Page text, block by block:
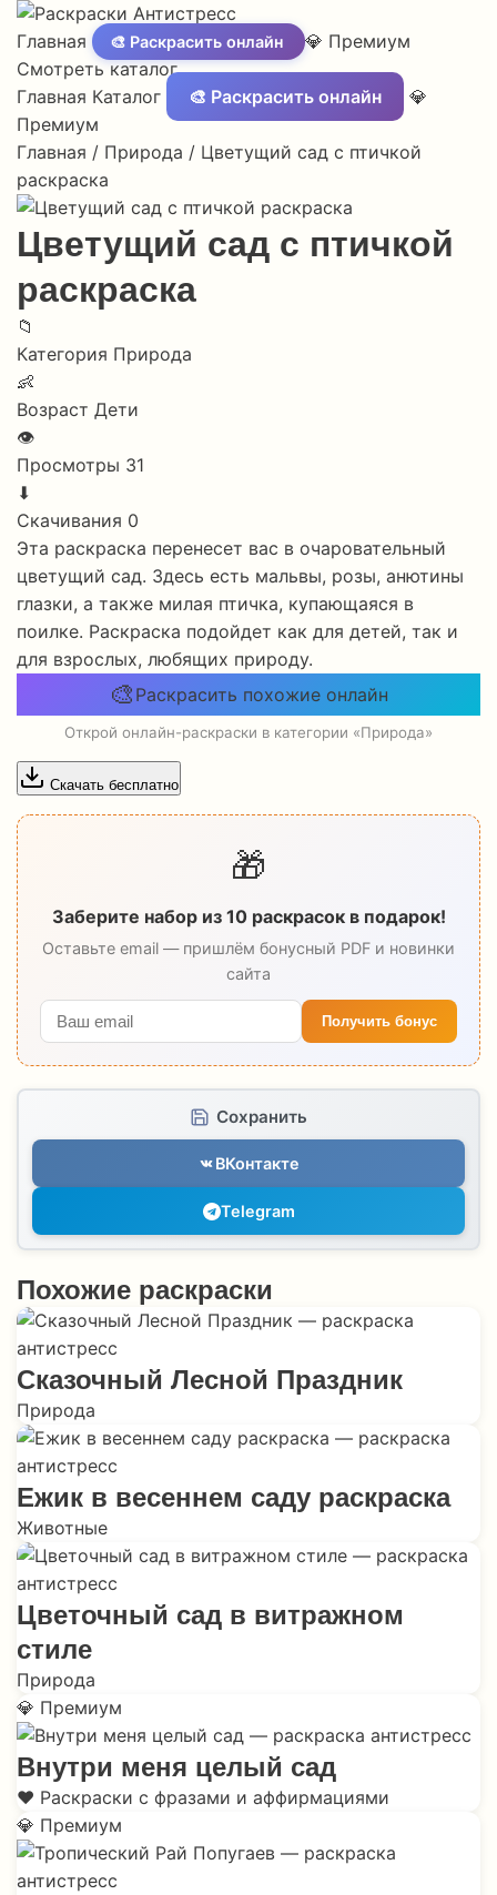
Главная 🎨 Раскрасить онлайн
💎 Премиум
Смотреть каталог
Главная Каталог 🎨 Раскрасить онлайн
💎
Премиум
Главная / Природа / Цветущий сад с птичкой
раскраска
Цветущий сад с птичкой
раскраска
📁
Категория Природа
👶
Возраст Дети
👁
Просмотры 31
⬇
Скачивания 0
Эта раскраска перенесет вас в очаровательный
цветущий сад. Здесь есть мальвы, розы, анютины
глазки, а также милая птичка, купающаяся в
поилке. Раскраска подойдет как для детей, так и
для взрослых, любящих природу.
🎨 Раскрасить похожие онлайн
Открой онлайн-раскраски в категории «Природа»
Скачать бесплатно
🎁
Заберите набор из 10 раскрасок в подарок!
Оставьте email — пришлём бонусный PDF и новинки
сайта
Получить бонус
Сохранить
ВКонтакте
Telegram
Похожие раскраски
Сказочный Лесной Праздник
Природа
Ежик в весеннем саду раскраска
Животные
Цветочный сад в витражном
стиле
Природа
💎 Премиум
Внутри меня целый сад
❤️ Раскраски с фразами и аффирмациями
💎 Премиум